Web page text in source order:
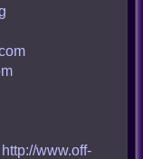
http://www.off-